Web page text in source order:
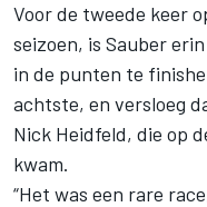
Voor de tweede keer
seizoen, is Sauber
in de punten te
achtste, en versloeg
Nick Heidfeld, die op
kwam.
“Het was een rare